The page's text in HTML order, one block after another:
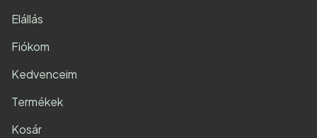
Elállás
Fiókom
Kedvenceim
Termékek
Kosár